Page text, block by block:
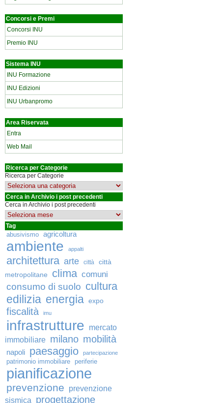
Concorsi e Premi
Concorsi INU
Premio INU
Sistema INU
INU Formazione
INU Edizioni
INU Urbanpromo
Area Riservata
Entra
Web Mail
Ricerca per Categorie
Ricerca per Categorie
Cerca in Archivio i post precedenti
Cerca in Archivio i post precedenti
Tag
abusivismo agricoltura
ambiente appalti
architettura arte città
città
metropolitane
clima comuni
consumo di suolo cultura
edilizia energia expo
fiscalità imu
infrastrutture
mercato
immobiliare milano mobilità
napoli paesaggio partecipazione
patrimonio immobiliare periferie
pianificazione
prevenzione
prevenzione
sismica
progettazione